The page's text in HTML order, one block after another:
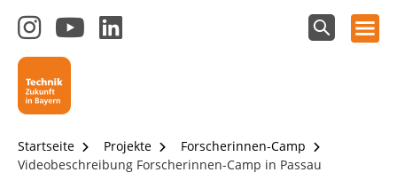
Technik - Zukunft in Bayern
Zum
Instagram-
Kanal
von
Technik-
in
Bayern
Zum
YouTube-LinkedIn-
Suchfeld
Hauptnavigation öffnen
Startseite Projekte
Forscherinnen-Camp
Videobeschreibung Forscherinnen-Camp in Passau